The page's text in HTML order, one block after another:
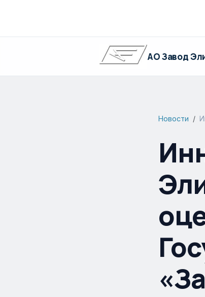
АО Завод
Новости